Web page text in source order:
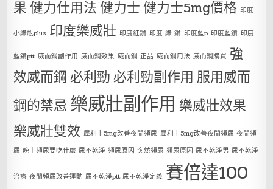
果健力仕用法健力士健力士5mg價格 印度
小綠瓶plus 印度樂威壯 印度紅鑽 印度 綠 鑽 印度藍p 印度藍鑽 印度
藍鑽ptt 威而鋼副作用 威而鋼效果 威而鋼 正品 威而鋼用法 威而鋼購買 強
效威而鋼 必利勁 必利勁副作用 服用威而
鋼的禁忌 樂威壯副作用 樂威壯效果
樂威壯雙效 犀利士5mg改善夜間頻尿 犀利士5mg改善夜間頻尿 夜間頻
尿 晚上頻尿要吃什麼 尿不乾淨 頻尿原因 突然頻尿 頻尿原因 尿不乾淨男 尿不乾淨
治療 夜間頻尿改善運動 尿不乾淨ptt 尿不乾淨定義 賽倍達100